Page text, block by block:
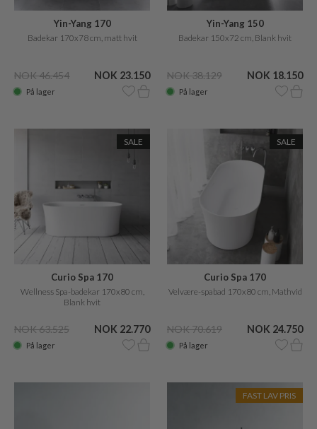
Yin-Yang 170
Badekar 170x78 cm, matt hvit
NOK 46.454 NOK 23.150
På lager
Yin-Yang 150
Badekar 150x72 cm, Blank hvit
NOK 38.129 NOK 18.150
På lager
SALE
Curio Spa 170
Wellness Spa-badekar 170x80 cm,
Blank hvit
NOK 63.525 NOK 22.770
På lager
SALE
Curio Spa 170
Velvære-spabad 170x80 cm, Mathvid
NOK 70.619 NOK 24.750
På lager
FAST LAV PRIS